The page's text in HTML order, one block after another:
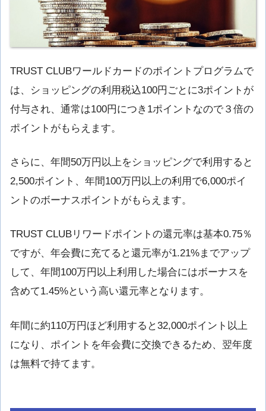
TRUST CLUBワールドカードのポイントプログラムで
は、ショッピングの利用税込100円ごとに3ポイントが
付与され、通常は100円につき1ポイントなので３倍の
ポイントがもらえます。
さらに、年間50万円以上をショッピングで利用すると
2,500ポイント、年間100万円以上の利用で6,000ポイ
ントのボーナスポイントがもらえます。
TRUST CLUBリワードポイントの還元率は基本0.75％
ですが、年会費に充てると還元率が1.21%までアップ
して、年間100万円以上利用した場合にはボーナスを
含めて1.45%という高い還元率となります。
年間に約110万円ほど利用すると32,000ポイント以上
になり、ポイントを年会費に交換できるため、翌年度
は無料で持てます。